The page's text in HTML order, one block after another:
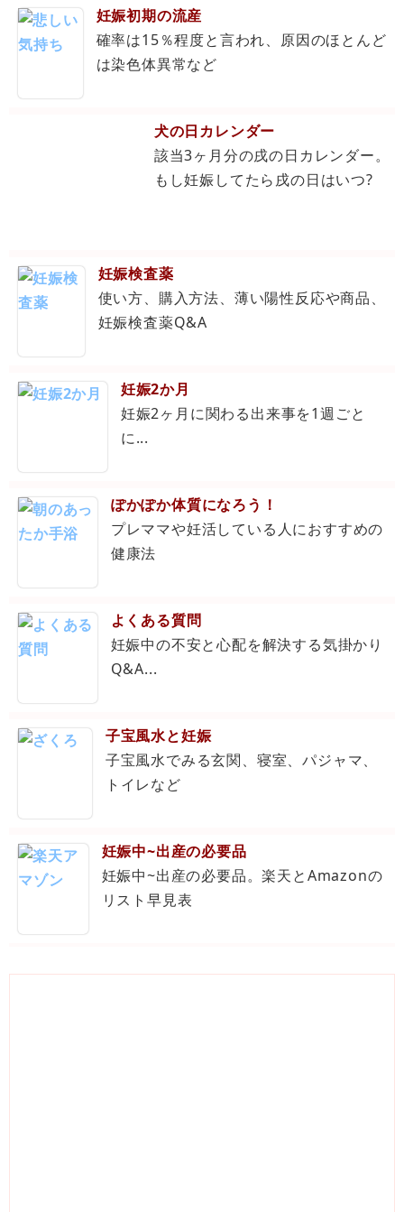
妊娠初期の流産
確率は15％程度と言われ、原因のほとんど
は染色体異常など
犬の日カレンダー
該当3ヶ月分の戌の日カレンダー。
もし妊娠してたら戌の日はいつ?
妊娠検査薬
使い方、購入方法、薄い陽性反応や商品、
妊娠検査薬Q&A
妊娠2か月
妊娠2ヶ月に関わる出来事を1週ごと
に...
ぽかぽか体質になろう！
プレママや妊活している人におすすめの
健康法
よくある質問
妊娠中の不安と心配を解決する気掛かり
Q&A...
子宝風水と妊娠
子宝風水でみる玄関、寝室、パジャマ、
トイレなど
妊娠中~出産の必要品
妊娠中~出産の必要品。楽天とAmazonの
リスト早見表